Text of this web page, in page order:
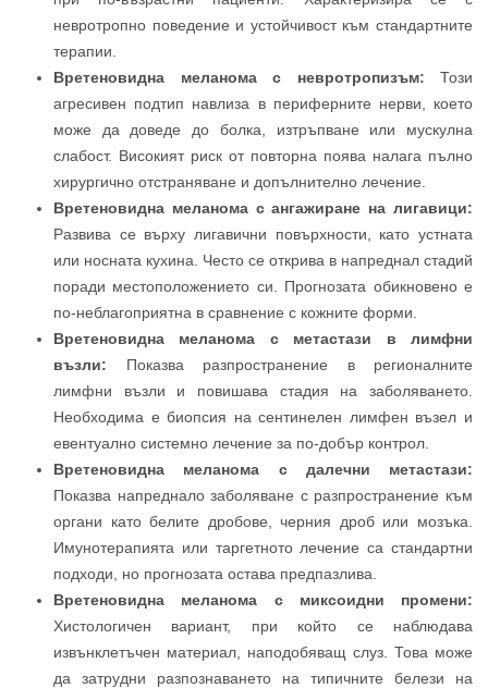
невротропно поведение и устойчивост към стандартните
терапии.
Вретеновидна меланома с невротропизъм: Този
агресивен подтип навлиза в периферните нерви, което
може да доведе до болка, изтръпване или мускулна
слабост. Високият риск от повторна поява налага пълно
хирургично отстраняване и допълнително лечение.
Вретеновидна меланома с ангажиране на лигавици:
Развива се върху лигавични повърхности, като устната
или носната кухина. Често се открива в напреднал стадий
поради местоположението си. Прогнозата обикновено е
по-неблагоприятна в сравнение с кожните форми.
Вретеновидна меланома с метастази в лимфни
възли: Показва разпространение в регионалните
лимфни възли и повишава стадия на заболяването.
Необходима е биопсия на сентинелен лимфен възел и
евентуално системно лечение за по-добър контрол.
Вретеновидна меланома с далечни метастази:
Показва напреднало заболяване с разпространение към
органи като белите дробове, черния дроб или мозъка.
Имунотерапията или таргетното лечение са стандартни
подходи, но прогнозата остава предпазлива.
Вретеновидна меланома с миксоидни промени:
Хистологичен вариант, при който се наблюдава
извънклетъчен материал, наподобяващ слуз. Това може
да затрудни разпознаването на типичните белези на